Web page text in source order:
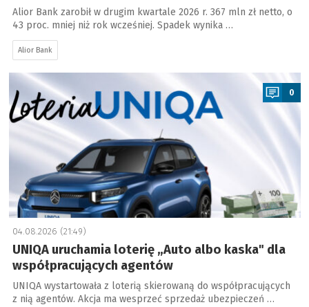
Alior Bank zarobił w drugim kwartale 2026 r. 367 mln zł netto, o
43 proc. mniej niż rok wcześniej. Spadek wynika …
Alior Bank
a
0
04.08.2026 (21:49)
UNIQA uruchamia loterię „Auto albo kaska" dla
współpracujących agentów
UNIQA wystartowała z loterią skierowaną do współpracujących
z nią agentów. Akcja ma wesprzeć sprzedaż ubezpieczeń …